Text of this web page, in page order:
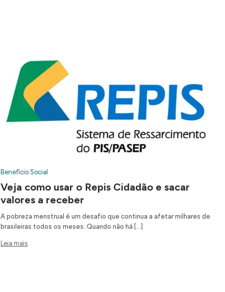
Benefício Social
Veja como usar o Repis Cidadão e sacar
valores a receber
A pobreza menstrual é um desafio que continua a afetar milhares de
brasileiras todos os meses. Quando não há […]
Leia mais